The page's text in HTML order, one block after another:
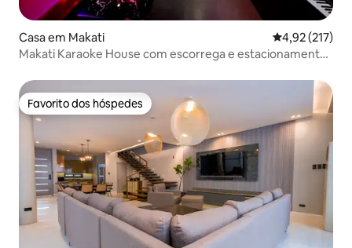
Casa em Makati Classificação
4,92 (217)
Makati Karaoke House com escorrega e estacionamento
Favorito dos hóspedes
Favorito dos hóspedes